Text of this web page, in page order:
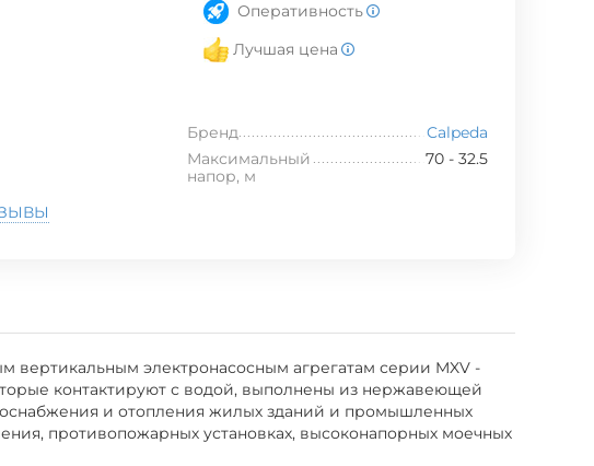
Оперативность
Лучшая цена
Бренд
Calpeda
Максимальный
напор, м
70 - 32.5
вертикальным электронасосным агрегатам серии MXV -
контактируют с водой, выполнены из нержавеющей
и отопления жилых зданий и промышленных
противопожарных установках, высоконапорных моечных